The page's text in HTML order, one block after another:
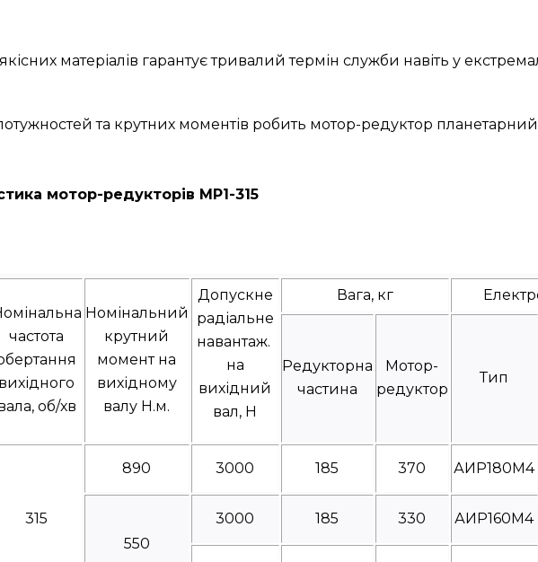
матеріалів гарантує тривалий термін служби навіть у
та крутних моментів робить мотор-редуктор
мотор-редукторів МР1-315
частота
об/хв
Номінальний
крутний
момент на
вихідному
валу Н.м.
Допускне
радіальне
навантаж.
на
вихідний
вал, Н
Вага, кг
Редукторна
частина
Мотор-
редуктор
Тип
315
890 3000 185 370 АИР180М4
550
3000 185 330
АИР160М4